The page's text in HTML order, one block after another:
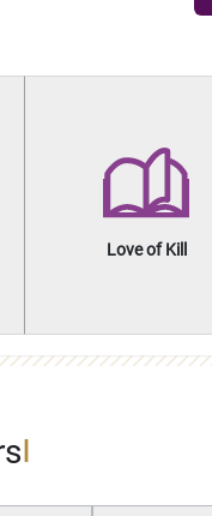
Love of Kill